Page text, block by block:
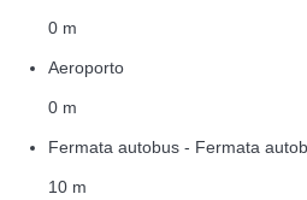
0 m
Aeroporto
0 m
Fermata autobus - Fermata
10 m